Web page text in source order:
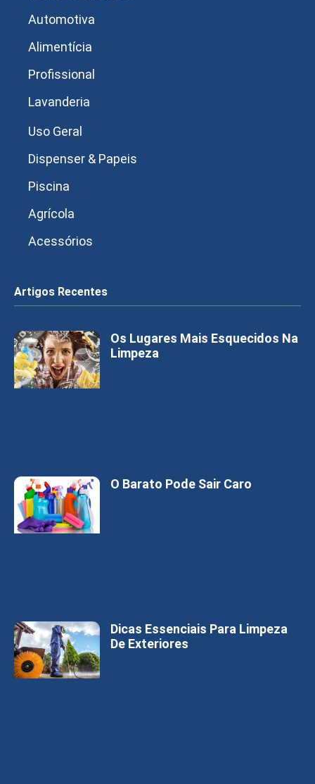
Automotiva
Alimentícia
Profissional
Lavanderia
Uso Geral
Dispenser & Papeis
Piscina
Agrícola
Acessórios
Artigos Recentes
Os Lugares Mais Esquecidos Na
Limpeza
O Barato Pode Sair Caro
Dicas Essenciais Para Limpeza
De Exteriores